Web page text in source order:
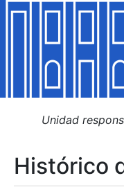
Mostrar/Ocultar
Mostrar/Ocultar
Mostrar/Ocultar
Mostrar/Ocultar
Unidad
Histórico